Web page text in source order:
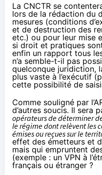
La CNCTR se
lors de la rédaction du
mesures (conditions
et de destruction des
etc.) ou pour leur mise
si droit et pratiques
enfin un rapport tous
n’a semble-t-il pas
quelconque juridiction,
plus vaste à l’exécutif
cette possibilité de
Comme souligné par
d’autres soucis. Il sera
opérateurs de déterminer
le régime dont relèvent les
émises ou reçues sur le
effet des émetteurs et
mais qui empruntent
(exemple : un VPN à
français ou étranger ?